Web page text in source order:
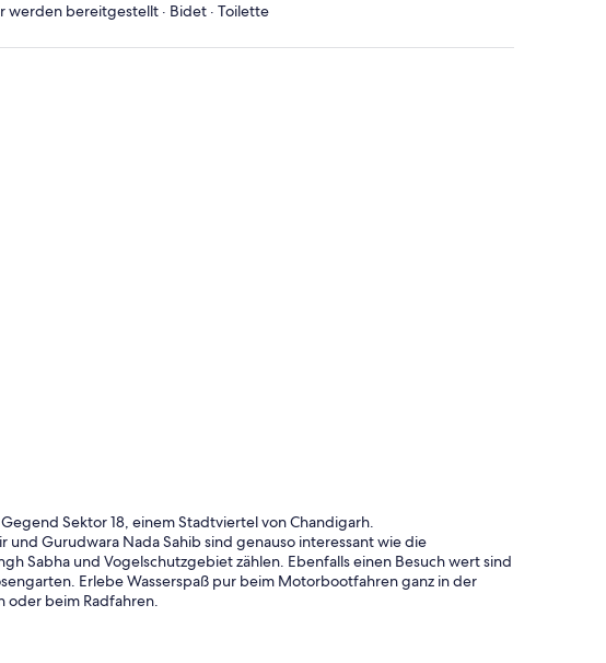
werden bereitgestellt · Bidet · Toilette
Sektor 18, einem Stadtviertel von Chandigarh.
Gurudwara Nada Sahib sind genauso interessant wie die
Sabha und Vogelschutzgebiet zählen. Ebenfalls einen Besuch wert sind
Erlebe Wasserspaß pur beim Motorbootfahren ganz in der
oder beim Radfahren.